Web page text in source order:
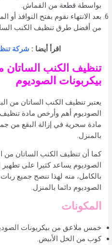
بواسطة قطعة من القماش.
بعد الانتهاء نقوم بفتح النوافذ
من أفضل طرق تنظيف الكنب
اقرأ أيضا : شركة
تنظيف الكنب الساتان
بيكربونات الصوديوم
يعتبر تنظيف الكنب الساتان من
الصوديوم أهم وأرخص مادة
مادة سحرية في إزالة البقع من
بالمنزل.
كما أن تنظيف الكنب الساتان من
الصوديوم يساعد كثيرا على تطهير
بالكامل، منه لهذا ننصح جميع ربات
الصوديوم دائما بالمنزل.
المكونات
خمس ملاعق من بيكربونات
كوب من الخل الأبيض.